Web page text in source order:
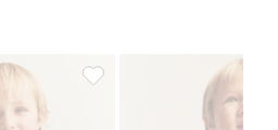
insida, Lägg till i favoriter
Pyjamasset med